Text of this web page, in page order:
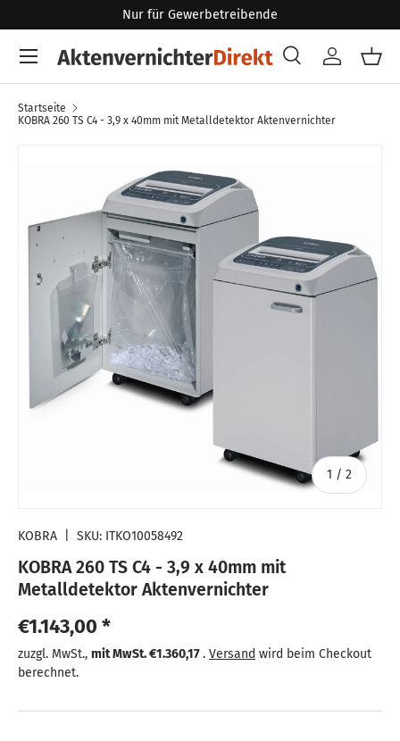
Direkt zum Inhalt
Nur für Gewerbetreibende
Suchen
Art
SucheKonto
Menü
Startseite
KOBRA 260 TS C4 - 3,9 x 40mm mit Metalldetektor Aktenvernichter
Zu Produktinformationen springen
1 / von
2
KOBRA SKU: ITKO10058492
KOBRA 260 TS C4 - 3,9 x 40mm mit
Metalldetektor Aktenvernichter
Normaler Preis
€1.143,00 *
zuzgl. MwSt., Normaler Preis
mit MwSt.€1.360,17. Versand wird beim Checkout
berechnet.